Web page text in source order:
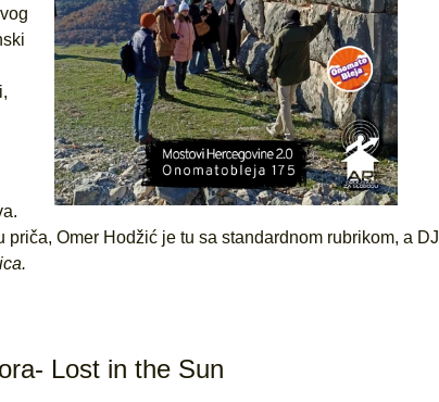
Omer Hodžić je tu sa standardnom rubrikom, a DJ
Lost in the Sun